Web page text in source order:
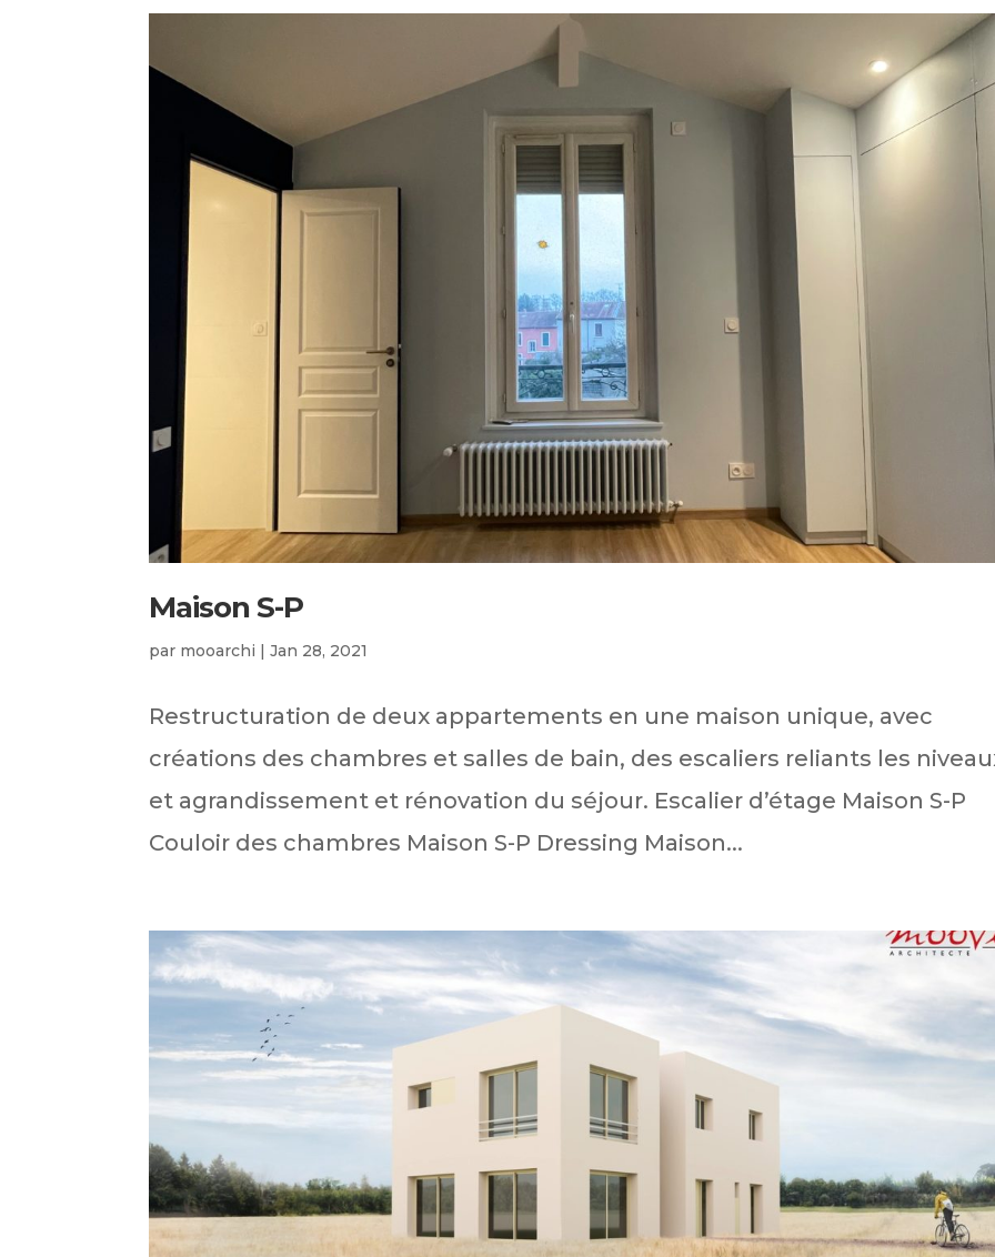
Maison S-P
par mooarchi |Jan 28, 2021
Restructuration de deux appartements en une maison unique, avec
créations des chambres et salles de bain, des escaliers reliants les
et agrandissement et rénovation du séjour. Escalier d’étage Maison S-P
Couloir des chambres Maison S-P Dressing Maison...